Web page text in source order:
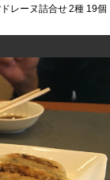
レーヌ詰合せ 2種 19個